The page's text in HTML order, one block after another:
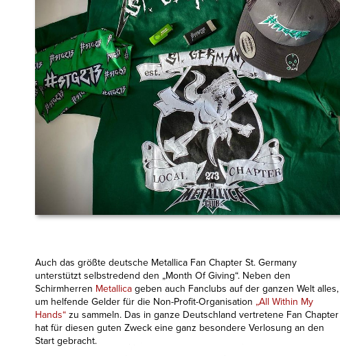
Auch das größte deutsche Metallica Fan Chapter St. Germany
unterstützt selbstredend den „Month Of Giving“. Neben den
Schirmherren Metallica geben auch Fanclubs auf der ganzen Welt alles,
um helfende Gelder für die Non-Profit-Organisation „All Within My
Hands“ zu sammeln. Das in ganze Deutschland vertretene Fan Chapter
hat für diesen guten Zweck eine ganz besondere Verlosung an den
Start gebracht.